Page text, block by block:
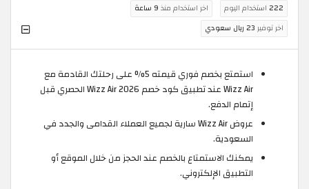
222 استخدام اليوم اخر استخدام منذ 9 ساعة
اخر توفير 23 ريال سعودي
استمتع بخصم فوري قيمته 5% على رحلتك القادمة مع
Wizz Air عند تطبيق كود خصم Wizz Air 2026 الحصري قبل
إتمام الدفع.
عروض Wizz Air سارية لجميع العملاء القدامى والجدد في
السعودية.
يمكنك الاستمتاع بالخصم عند الحجز من خلال الموقع أو
التطبيق الإلكتروني.